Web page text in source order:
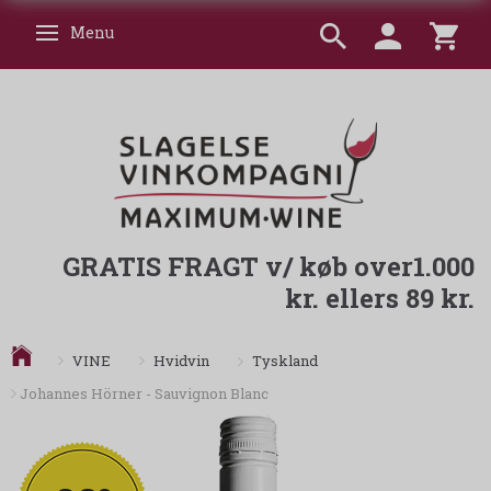
Skifte navigation
Menu
GRATIS FRAGT v/ køb over1.000
kr. ellers 89 kr.
VINE Hvidvin
Tyskland
Johannes Hörner - Sauvignon Blanc